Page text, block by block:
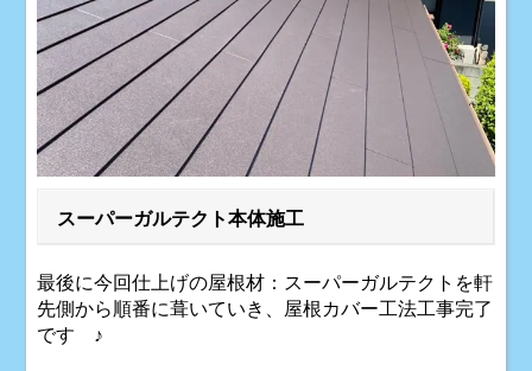
スーパーガルテクト本体施工
最後に今回仕上げの屋根材：スーパーガルテクトを軒
先側から順番に葺いていき、屋根カバー工法工事完了
です ♪